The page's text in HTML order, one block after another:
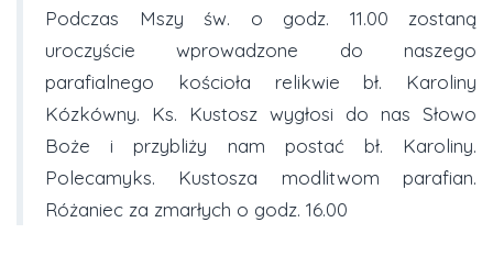
Podczas Mszy św. o godz. 11.00 zostaną
uroczyście wprowadzone do naszego
parafialnego kościoła relikwie bł. Karoliny
Kózkówny. Ks. Kustosz wygłosi do nas Słowo
Boże i przybliży nam postać bł. Karoliny.
Polecamyks. Kustosza modlitwom parafian.
Różaniec za zmarłych o godz. 16.00